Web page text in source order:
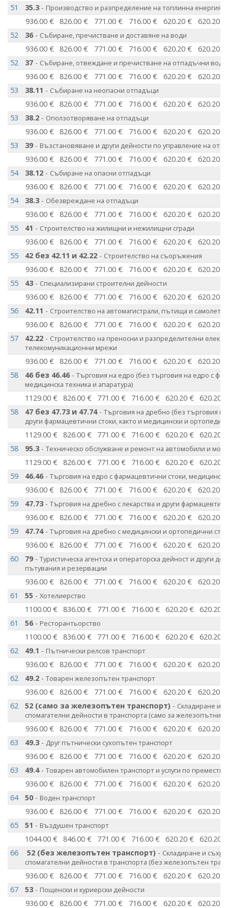
51
35.3- Производство и разпределение на топлинна енергия
936.00 € 826.00 € 771.00 € 716.00 € 620.20 €
620.20 €
52
36- Събиране, пречистване и доставяне на води
936.00 € 826.00 € 771.00 € 716.00 € 620.20 €
620.20 €
52
37- Събиране, отвеждане и пречистване на отпадъчни води
936.00 € 826.00 € 771.00 € 716.00 € 620.20 €
620.20 €
53
38.11 - Събиране на неопасни отпадъци
936.00 € 826.00 € 771.00 € 716.00 € 620.20 €
620.20 €
53
38.2- Оползотворяване на отпадъци
936.00 € 826.00 € 771.00 € 716.00 € 620.20 €
620.20 €
53
39- Възстановяване и други дейности по управление на
936.00 € 826.00 € 771.00 € 716.00 € 620.20 €
620.20 €
54
38.12- Събиране на опасни отпадъци
936.00 € 826.00 € 771.00 € 716.00 € 620.20 €
620.20 €
54
38.3- Обезвреждане на отпадъци
936.00 € 826.00 € 771.00 € 716.00 € 620.20 €
620.20 €
55
41 - Строителство на жилищни и нежилищни сгради
936.00 € 826.00 € 771.00 € 716.00 € 620.20 €
620.20 €
55
42 без 42.11 и 42.22- Строителство на съоръжения
936.00 € 826.00 € 771.00 € 716.00 € 620.20 €
620.20 €
55
43- Специализирани строителни дейности
936.00 € 826.00 € 771.00 € 716.00 € 620.20 €
620.20 €
56
42.11 - Строителство на автомагистрали, пътища и
936.00 € 826.00 € 771.00 € 716.00 € 620.20 €
620.20 €
57
42.22- Строителство на преносни и разпределителни
телекомуникационни мрежи
936.00 € 826.00 € 771.00 € 716.00 € 620.20 €
620.20 €
58
46 без 46.46- Търговия на едро (без търговия на едро с
медицинска техника и апаратура)
1129.00 € 826.00 € 771.00 € 716.00 € 620.20 € 620.20 €
58
47 без 47.73 и 47.74- Търговия на дребно (без търговия
други фармацевтични стоки, както и медицински и
1129.00 € 826.00 € 771.00 € 716.00 € 620.20 € 620.20 €
58
95.3- Техническо обслужване и ремонт на автомобили и
1129.00 € 826.00 € 771.00 € 716.00 € 620.20 € 620.20 €
59
46.46- Търговия на едро с фармацевтични стоки,
936.00 € 826.00 € 771.00 € 716.00 € 620.20 €
620.20 €
59
47.73- Търговия на дребно с лекарства и други
936.00 € 826.00 € 771.00 € 716.00 € 620.20 €
620.20 €
59
47.74- Търговия на дребно с медицински и ортопедични
936.00 € 826.00 € 771.00 € 716.00 € 620.20 €
620.20 €
60
79- Туристическа агентска и операторска дейност и други
пътувания и резервации
936.00 € 826.00 € 771.00 € 716.00 € 620.20 €
620.20 €
61
55 - Хотелиерство
1100.00 € 836.00 € 771.00 € 716.00 € 620.20 € 620.20 €
61
56- Ресторантьорство
1100.00 € 836.00 € 771.00 € 716.00 € 620.20 € 620.20 €
62
49.1 - Пътнически релсов транспорт
936.00 € 826.00 € 771.00 € 716.00 € 620.20 €
620.20 €
62
49.2- Товарен железопътен транспорт
936.00 € 826.00 € 771.00 € 716.00 € 620.20 €
620.20 €
62
52 (само за железопътен транспорт) - Складиране и
спомагателни дейности в транспорта (само за железопътния
936.00 € 826.00 € 771.00 € 716.00 € 620.20 €
620.20 €
63
49.3- Друг пътнически сухопътен транспорт
936.00 € 826.00 € 771.00 € 716.00 € 620.20 €
620.20 €
63
49.4- Товарен автомобилен транспорт и услуги по
936.00 € 826.00 € 771.00 € 716.00 € 620.20 €
620.20 €
64
50- Воден транспорт
936.00 € 826.00 € 771.00 € 716.00 € 620.20 €
620.20 €
65
51 - Въздушен транспорт
1044.00 € 846.00 € 771.00 € 716.00 € 620.20 € 620.20 €
66
52 (без железопътен транспорт) - Складиране и
спомагателни дейности в транспорта (без железопътен
936.00 € 826.00 € 771.00 € 716.00 € 620.20 €
620.20 €
67
53- Пощенски и куриерски дейности
936.00 € 826.00 € 771.00 € 716.00 € 620.20 € 620.20 €